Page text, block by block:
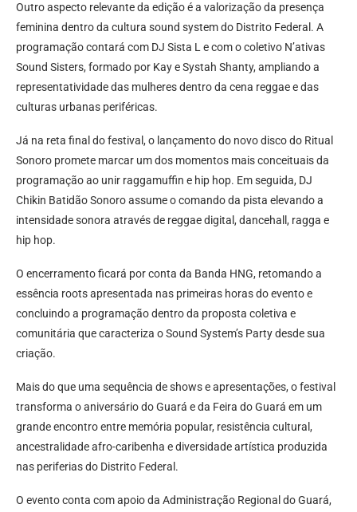
Outro aspecto relevante da edição é a valorização da presença
feminina dentro da cultura sound system do Distrito Federal. A
programação contará com DJ Sista L e com o coletivo N’ativas
Sound Sisters, formado por Kay e Systah Shanty, ampliando a
representatividade das mulheres dentro da cena reggae e das
culturas urbanas periféricas.
Já na reta final do festival, o lançamento do novo disco do Ritual
Sonoro promete marcar um dos momentos mais conceituais da
programação ao unir raggamuffin e hip hop. Em seguida, DJ
Chikin Batidão Sonoro assume o comando da pista elevando a
intensidade sonora através de reggae digital, dancehall, ragga e
hip hop.
O encerramento ficará por conta da Banda HNG, retomando a
essência roots apresentada nas primeiras horas do evento e
concluindo a programação dentro da proposta coletiva e
comunitária que caracteriza o Sound System’s Party desde sua
criação.
Mais do que uma sequência de shows e apresentações, o festival
transforma o aniversário do Guará e da Feira do Guará em um
grande encontro entre memória popular, resistência cultural,
ancestralidade afro-caribenha e diversidade artística produzida
nas periferias do Distrito Federal.
O evento conta com apoio da Administração Regional do Guará,